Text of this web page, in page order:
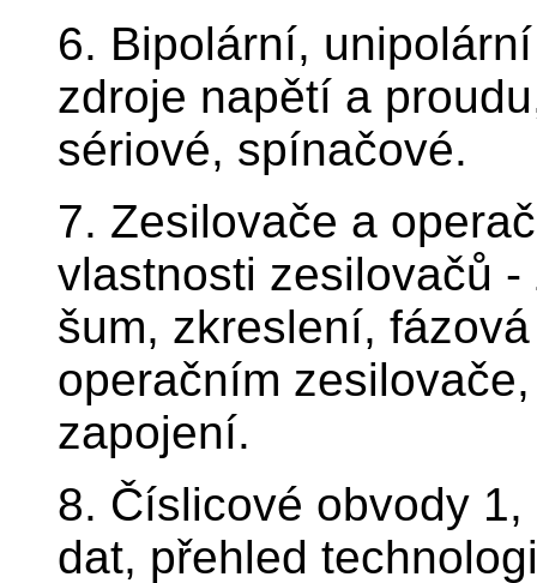
6. Bipolární,
zdroje napětí a
sériové, spínačové.
7. Zesilovače a
vlastnosti zesilovačů
šum, zkreslení,
operačním
zapojení.
8. Číslicové obvody
dat, přehled